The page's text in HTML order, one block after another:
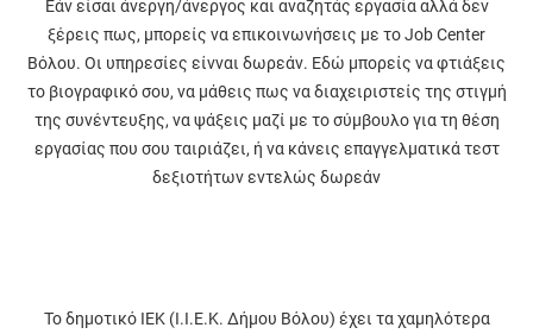
Εάν είσαι άνεργη/άνεργος και αναζητάς εργασία αλλά δεν
ξέρεις πως, μπορείς να επικοινωνήσεις με το Job Center
Βόλου. Οι υπηρεσίες είνναι δωρεάν. Εδώ μπορείς να φτιάξεις
το βιογραφικό σου, να μάθεις πως να διαχειριστείς της στιγμή
της συνέντευξης, να ψάξεις μαζί με το σύμβουλο για τη θέση
εργασίας που σου ταιριάζει, ή να κάνεις επαγγελματικά τεστ
δεξιοτήτων εντελώς δωρεάν
Το δημοτικό ΙΕΚ (Ι.Ι.Ε.Κ. Δήμου Βόλου) έχει τα χαμηλότερα